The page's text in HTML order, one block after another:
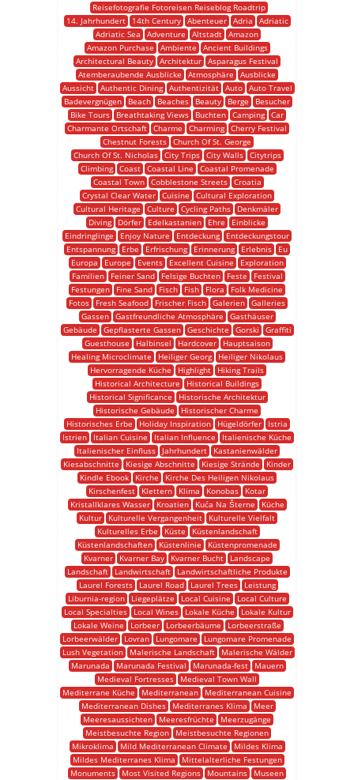
Reisefotografie Fotoreisen Reiseblog Roadtrip
14. Jahrhundert
14th Century Abenteuer Adria
Adriatic
Adriatic Sea
Adventure Altstadt Amazon
Amazon Purchase
Ambiente
Ancient Buildings
Architectural Beauty Architektur Asparagus Festival
Atemberaubende Ausblicke
Atmosphäre
Ausblicke
Aussicht
Authentic Dining Authentizität Auto
Auto Travel
Badevergnügen
Beach Beaches Beauty Berge
Besucher
Bike Tours
Breathtaking Views Buchten Camping Car
Charmante Ortschaft Charme Charming Cherry Festival
Chestnut Forests Church Of St. George
Church Of St. Nicholas
City Trips City Walls
Citytrips
Climbing
Coast Coastal Line
Coastal Promenade
Coastal Town
Cobblestone Streets
Croatia
Crystal Clear Water Cuisine
Cultural Exploration
Cultural Heritage
Culture Cycling Paths
Denkmäler
Diving
Dörfer Edelkastanien Ehre
Einblicke
Eindringlinge
Enjoy Nature Entdeckung
Entdeckungstour
Entspannung
Erbe Erfrischung Erinnerung Erlebnis
Eu
Europa
Europe Events Excellent Cuisine
Exploration
Familien
Feiner Sand Felsige Buchten Feste
Festival
Festungen
Fine Sand Fisch Fish Flora
Folk Medicine
Fotos
Fresh Seafood Frischer Fisch Galerien Galleries
Gassen
Gastfreundliche Atmosphäre
Gasthäuser
Gebäude
Gepflasterte Gassen Geschichte Gorski
Graffiti
Guesthouse
Halbinsel Hardcover
Hauptsaison
Healing Microclimate
Heiliger Georg
Heiliger Nikolaus
Hervorragende Küche
Highlight
Hiking Trails
Historical Architecture
Historical Buildings
Historical Significance
Historische Architektur
Historische Gebäude
Historischer Charme
Historisches Erbe
Holiday Inspiration Hügeldörfer
Istria
Istrien
Italian Cuisine Italian Influence
Italienische Küche
Italienischer Einfluss
Jahrhundert
Kastanienwälder
Kiesabschnitte
Kiesige Abschnitte Kiesige Strände
Kinder
Kindle Ebook
Kirche
Kirche Des Heiligen Nikolaus
Kirschenfest
Klettern Klima Konobas
Kotar
Kristallklares Wasser
Kroatien Kuća Na Šterne
Küche
Kultur
Kulturelle Vergangenheit
Kulturelle Vielfalt
Kulturelles Erbe
Küste
Küstenlandschaft
Küstenlandschaften
Küstenlinie
Küstenpromenade
Kvarner
Kvarner Bay Kvarner Bucht
Landscape
Landschaft
Landwirtschaft
Landwirtschaftliche Produkte
Laurel Forests
Laurel Road Laurel Trees
Leistung
Liburnia-region
Liegeplätze Local Cuisine
Local Culture
Local Specialties
Local Wines Lokale Küche
Lokale Kultur
Lokale Weine
Lorbeer Lorbeerbäume
Lorbeerstraße
Lorbeerwälder
Lovran Lungomare
Lungomare Promenade
Lush Vegetation
Malerische Landschaft
Malerische Wälder
Marunada
Marunada Festival Marunada-fest
Mauern
Medieval Fortresses
Medieval Town Wall
Mediterrane Küche
Mediterranean
Mediterranean Cuisine
Mediterranean Dishes
Mediterranes Klima
Meer
Meeresaussichten
Meeresfrüchte
Meerzugänge
Meistbesuchte Region
Meistbesuchte Regionen
Mikroklima
Mild Mediterranean Climate
Mildes Klima
Mildes Mediterranes Klima
Mittelalterliche Festungen
Monuments
Most Visited Regions Mountains
Museen